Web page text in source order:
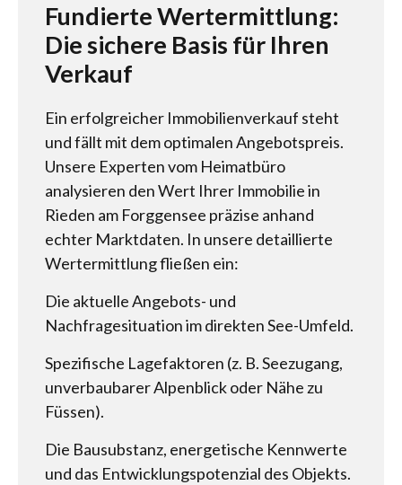
Fundierte Wertermittlung:
Die sichere Basis für Ihren
Verkauf
Ein erfolgreicher Immobilienverkauf steht
und fällt mit dem optimalen Angebotspreis.
Unsere Experten vom Heimatbüro
analysieren den Wert Ihrer Immobilie in
Rieden am Forggensee präzise anhand
echter Marktdaten. In unsere detaillierte
Wertermittlung fließen ein:
Die aktuelle Angebots- und
Nachfragesituation im direkten See-Umfeld.
Spezifische Lagefaktoren (z. B. Seezugang,
unverbaubarer Alpenblick oder Nähe zu
Füssen).
Die Bausubstanz, energetische Kennwerte
und das Entwicklungspotenzial des Objekts.